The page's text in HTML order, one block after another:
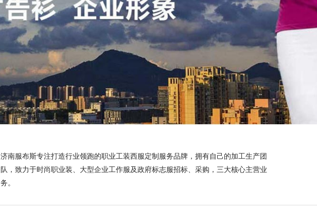
济南服布斯专注打造行业领跑的职业工装西服定制服务品牌，拥有自己的加工生产团
队，致力于时尚职业装、大型企业工作服及政府标志服招标、采购，三大核心主营业
务。